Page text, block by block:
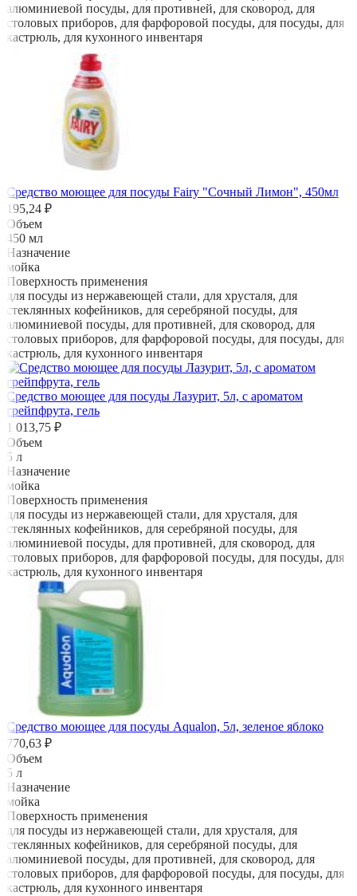
алюминиевой посуды, для противней, для сковород, для
столовых приборов, для фарфоровой посуды, для посуды, для
кастрюль, для кухонного инвентаря
Средство моющее для посуды Fairy "Сочный Лимон", 450мл
195,24 ₽
Объем
450 мл
Назначение
мойка
Поверхность применения
для посуды из нержавеющей стали, для хрусталя, для
стеклянных кофейников, для серебряной посуды, для
алюминиевой посуды, для противней, для сковород, для
столовых приборов, для фарфоровой посуды, для посуды, для
кастрюль, для кухонного инвентаря
Средство моющее для посуды Лазурит, 5л, с ароматом
грейпфрута, гель
1 013,75 ₽
Объем
5 л
Назначение
мойка
Поверхность применения
для посуды из нержавеющей стали, для хрусталя, для
стеклянных кофейников, для серебряной посуды, для
алюминиевой посуды, для противней, для сковород, для
столовых приборов, для фарфоровой посуды, для посуды, для
кастрюль, для кухонного инвентаря
Средство моющее для посуды Aqualon, 5л, зеленое яблоко
770,63 ₽
Объем
5 л
Назначение
мойка
Поверхность применения
для посуды из нержавеющей стали, для хрусталя, для
стеклянных кофейников, для серебряной посуды, для
алюминиевой посуды, для противней, для сковород, для
столовых приборов, для фарфоровой посуды, для посуды, для
кастрюль, для кухонного инвентаря